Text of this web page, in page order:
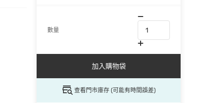
數量
加入購物袋
查看門市庫存 (可能有時間誤差)